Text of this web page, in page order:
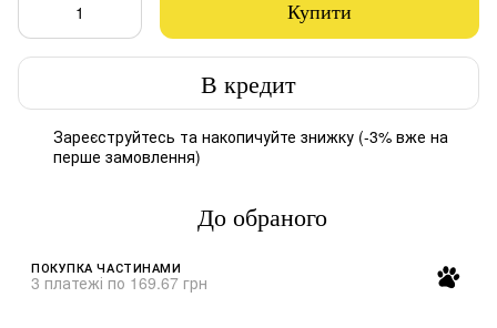
Купити
В кредит
Зареєструйтесь та накопичуйте знижку (-3% вже на
перше замовлення)
До обраного
ПОКУПКА ЧАСТИНАМИ
3 платежі по 169.67 грн